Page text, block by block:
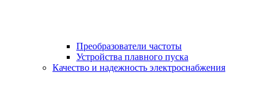
Преобразователи частоты
Устройства плавного пуска
Качество и надежность электроснабжения